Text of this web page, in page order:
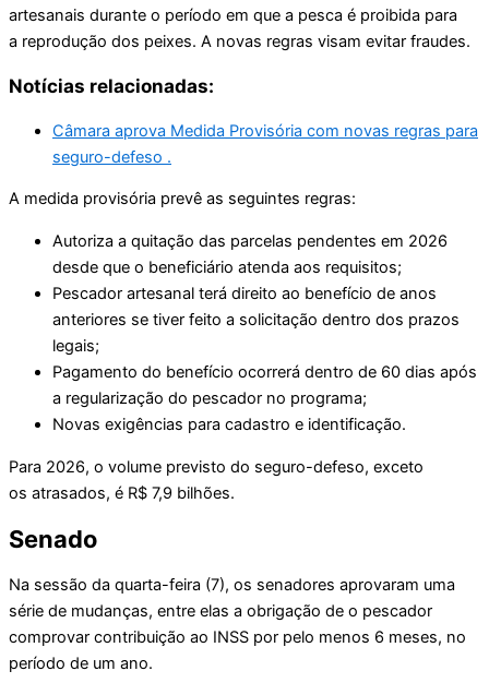
artesanais durante o período em que a pesca é proibida para
a reprodução dos peixes. A novas regras visam evitar fraudes.
Notícias relacionadas:
Câmara aprova Medida Provisória com novas regras para
seguro-defeso .
A medida provisória prevê as seguintes regras:
Autoriza a quitação das parcelas pendentes em 2026
desde que o beneficiário atenda aos requisitos;
Pescador artesanal terá direito ao benefício de anos
anteriores se tiver feito a solicitação dentro dos prazos
legais;
Pagamento do benefício ocorrerá dentro de 60 dias após
a regularização do pescador no programa;
Novas exigências para cadastro e identificação.
Para 2026, o volume previsto do seguro-defeso, exceto
os atrasados, é R$ 7,9 bilhões.
Senado
Na sessão da quarta-feira (7), os senadores aprovaram uma
série de mudanças, entre elas a obrigação de o pescador
comprovar contribuição ao INSS por pelo menos 6 meses, no
período de um ano.